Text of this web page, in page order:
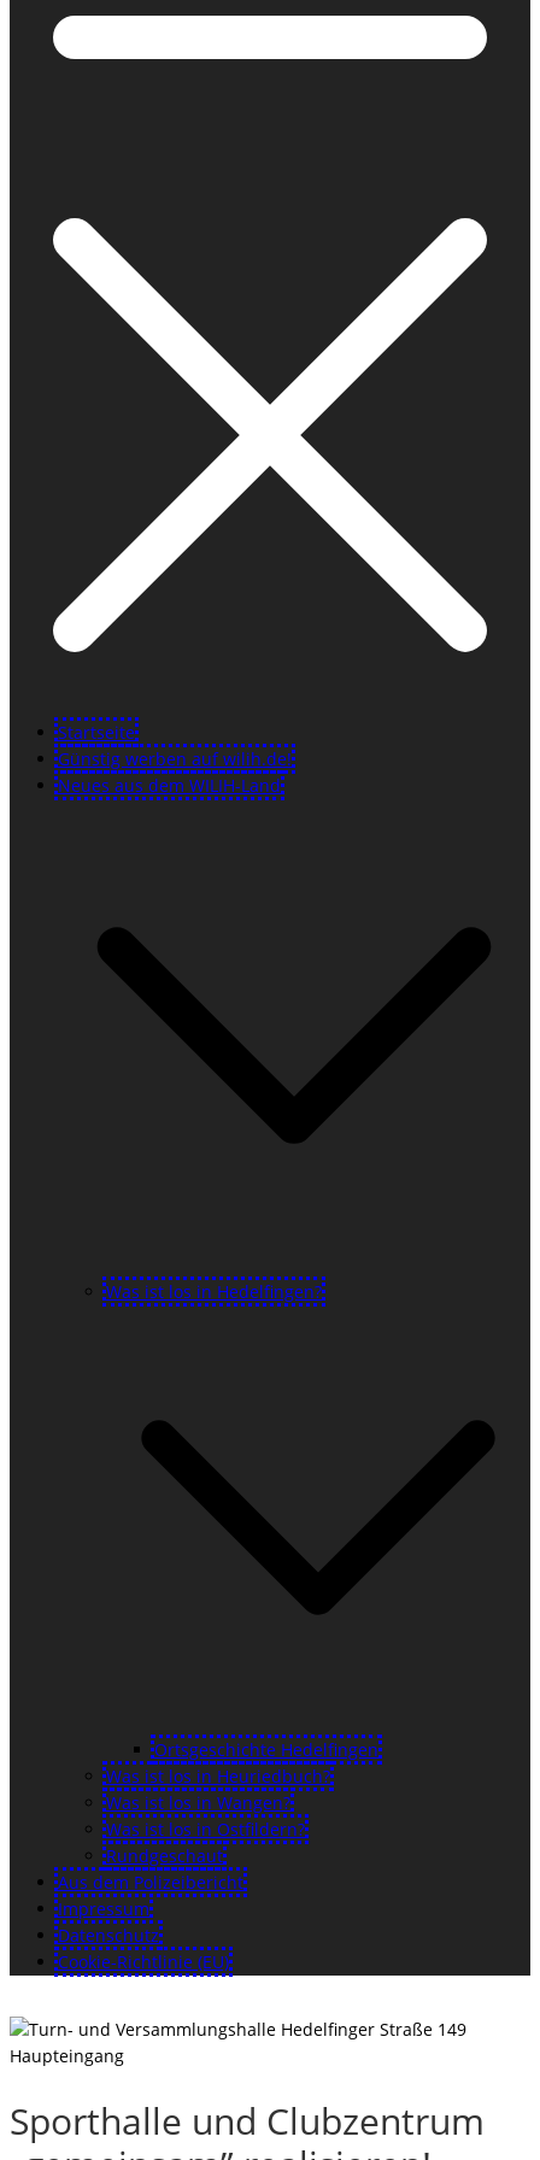
Startseite
Günstig werben auf wilih.de!
Neues aus dem WILIH-Land
Was ist los in Hedelfingen?
Ortsgeschichte Hedelfingen
Was ist los in Heuriedbuch?
Was ist los in Wangen?
Was ist los in Ostfildern?
Rundgeschaut
Aus dem Polizeibericht
Impressum
Datenschutz
Cookie-Richtlinie (EU)
Sporthalle und Clubzentrum